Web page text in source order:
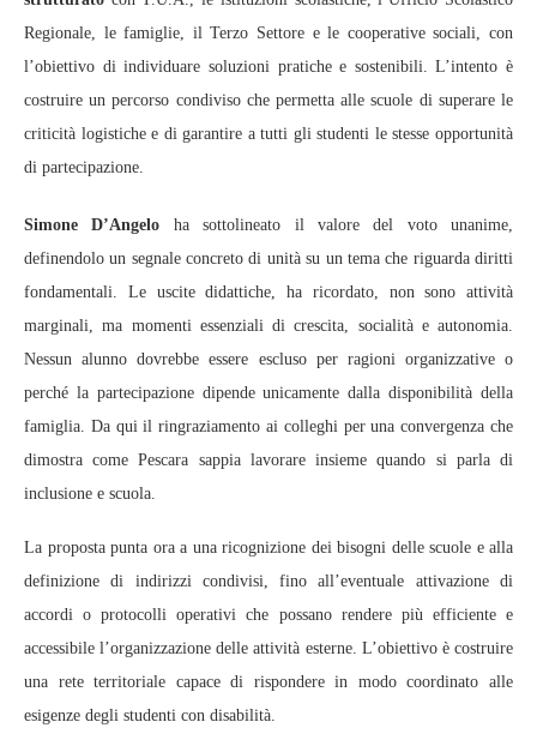
Regionale, le famiglie, il Terzo Settore e le cooperative sociali, con
l’obiettivo di individuare soluzioni pratiche e sostenibili. L’intento è
costruire un percorso condiviso che permetta alle scuole di superare le
criticità logistiche e di garantire a tutti gli studenti le stesse opportunità
di partecipazione.
Simone D’Angelo ha sottolineato il valore del voto unanime,
definendolo un segnale concreto di unità su un tema che riguarda diritti
fondamentali. Le uscite didattiche, ha ricordato, non sono attività
marginali, ma momenti essenziali di crescita, socialità e autonomia.
Nessun alunno dovrebbe essere escluso per ragioni organizzative o
perché la partecipazione dipende unicamente dalla disponibilità della
famiglia. Da qui il ringraziamento ai colleghi per una convergenza che
dimostra come Pescara sappia lavorare insieme quando si parla di
inclusione e scuola.
La proposta punta ora a una ricognizione dei bisogni delle scuole e alla
definizione di indirizzi condivisi, fino all’eventuale attivazione di
accordi o protocolli operativi che possano rendere più efficiente e
accessibile l’organizzazione delle attività esterne. L’obiettivo è costruire
una rete territoriale capace di rispondere in modo coordinato alle
esigenze degli studenti con disabilità.